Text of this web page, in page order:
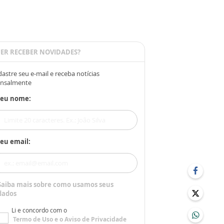
RECEBER NOVIDADES?
seu e-mail e receba notícias
nome:
email:
mais sobre como usamos seus
Li e concordo com o
Termo de Usoe oAviso de Privacidade